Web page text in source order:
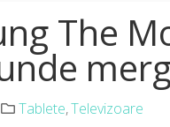
The
Tablete,Televizoare